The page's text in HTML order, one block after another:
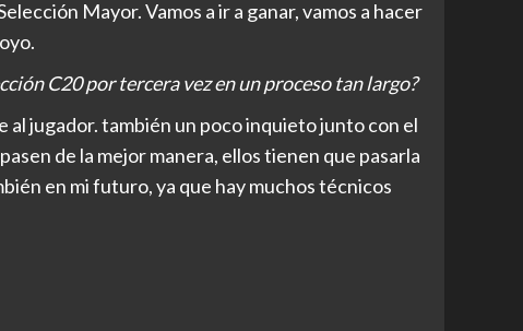
Mayor. Vamos a ir a ganar, vamos a hacer
C20 por tercera vez en un proceso tan largo?
al jugador. también un poco inquieto junto con el
de la mejor manera, ellos tienen que pasarla
en mi futuro, ya que hay muchos técnicos